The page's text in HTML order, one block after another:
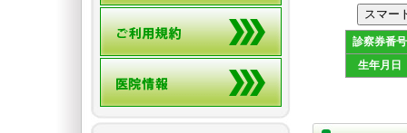
診察券番号
生年月日